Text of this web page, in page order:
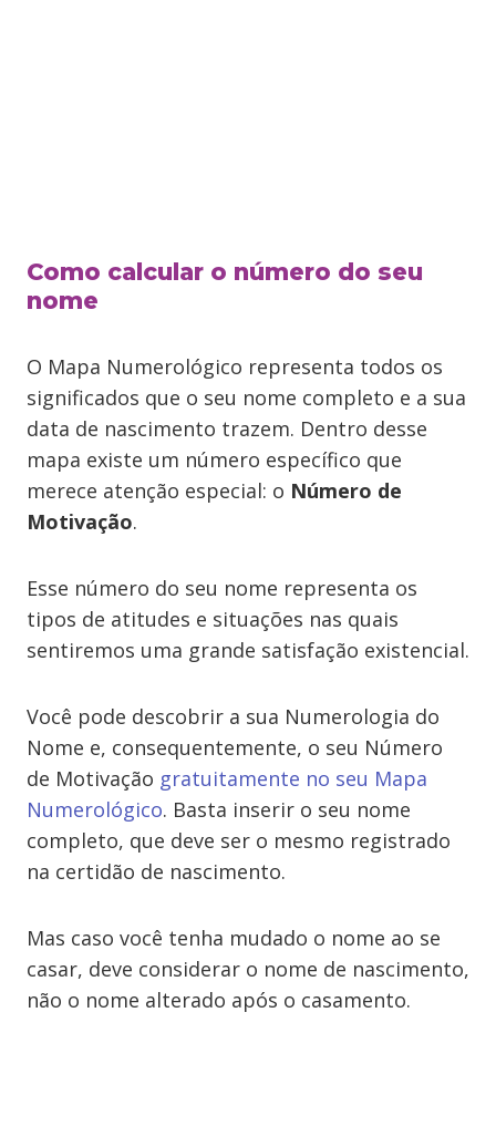
Como calcular o número do seu
nome
O Mapa Numerológico representa todos os
significados que o seu nome completo e a sua
data de nascimento trazem. Dentro desse
mapa existe um número específico que
merece atenção especial: o Número de
Motivação.
Esse número do seu nome representa os
tipos de atitudes e situações nas quais
sentiremos uma grande satisfação existencial.
Você pode descobrir a sua Numerologia do
Nome e, consequentemente, o seu Número
de Motivação gratuitamente no seu Mapa
Numerológico. Basta inserir o seu nome
completo, que deve ser o mesmo registrado
na certidão de nascimento.
Mas caso você tenha mudado o nome ao se
casar, deve considerar o nome de nascimento,
não o nome alterado após o casamento.